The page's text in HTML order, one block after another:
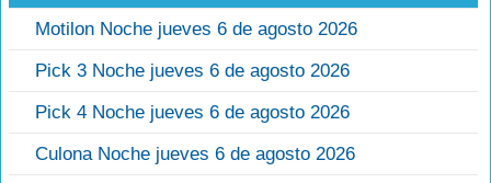
Motilon Noche jueves 6 de agosto 2026
Pick 3 Noche jueves 6 de agosto 2026
Pick 4 Noche jueves 6 de agosto 2026
Culona Noche jueves 6 de agosto 2026